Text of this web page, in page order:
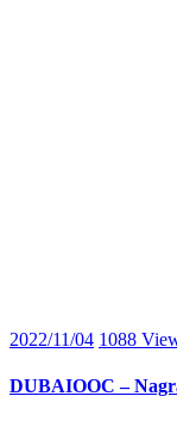
2022/11/04 1088
DUBAIOOC –